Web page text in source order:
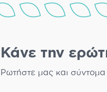
Κάνε την
Ρωτήστε μας και